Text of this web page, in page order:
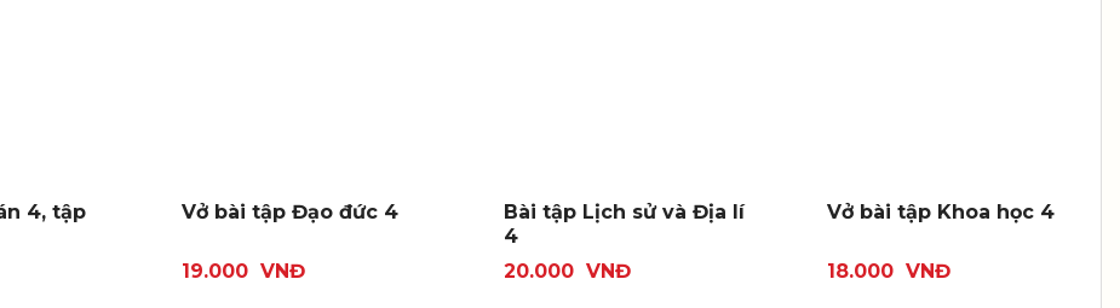
4, tập
Vở bài tập Đạo đức 4
19.000 VNĐ
Bài tập Lịch sử và Địa lí
4
20.000 VNĐ
Vở bài tập Khoa học 4
18.000 VNĐ